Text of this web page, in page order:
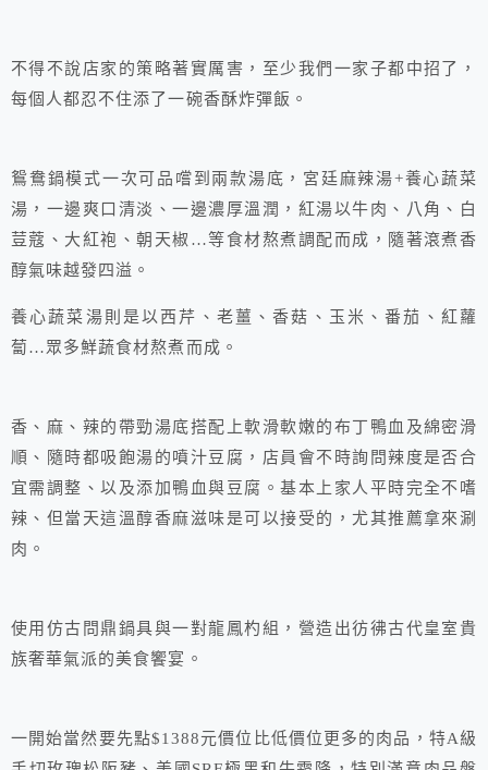
不得不說店家的策略著實厲害，至少我們一家子都中招了，
每個人都忍不住添了一碗香酥炸彈飯。
鴛鴦鍋模式一次可品嚐到兩款湯底，宮廷麻辣湯+養心蔬菜
湯，一邊爽口清淡、一邊濃厚溫潤，紅湯以牛肉、八角、白
荳蔻、大紅袍、朝天椒…等食材熬煮調配而成，隨著滾煮香
醇氣味越發四溢。
養心蔬菜湯則是以西芹、老薑、香菇、玉米、番茄、紅蘿
蔔…眾多鮮蔬食材熬煮而成。
香、麻、辣的帶勁湯底搭配上軟滑軟嫩的布丁鴨血及綿密滑
順、隨時都吸飽湯的噴汁豆腐，店員會不時詢問辣度是否合
宜需調整、以及添加鴨血與豆腐。基本上家人平時完全不嗜
辣、但當天這溫醇香麻滋味是可以接受的，尤其推薦拿來涮
肉。
使用仿古問鼎鍋具與一對龍鳳杓組，營造出彷彿古代皇室貴
族奢華氣派的美食饗宴。
一開始當然要先點$1388元價位比低價位更多的肉品，特A級